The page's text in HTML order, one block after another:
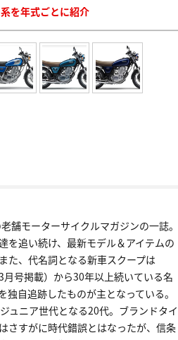
を年式ごとに紹介
舗モーターサイクルマガジンの一誌。
を追い続け、最新モデル＆アイテムの
た、代名詞となる新車スクープは
号掲載）から30年以上続いている名
自追跡したものが主となっている。
ュニア世代となる20代。ブランドタイ
さすがに時代錯誤とはなったが、信条